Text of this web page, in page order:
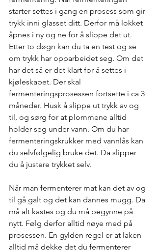
starter settes i gang en prosess som gir
trykk inni glasset ditt. Derfor må lokket
åpnes i ny og ne for å slippe det ut.
Etter to døgn kan du ta en test og se
om trykk har opparbeidet seg. Om det
har det så er det klart for å settes i
kjøleskapet. Der skal
fermenteringsprosessen fortsette i ca 3
måneder. Husk å slippe ut trykk av og
til, og sørg for at plommene alltid
holder seg under vann. Om du har
fermenteringskrukker med vannlås kan
du selvfølgelig bruke det. Da slipper
du å justere trykket selv.
Når man fermenterer mat kan det av og
til gå galt og det kan dannes mugg. Da
må alt kastes og du må begynne på
nytt. Følg derfor alltid nøye med på
prosessen. En gylden regel er at laken
alltid må dekke det du fermenterer